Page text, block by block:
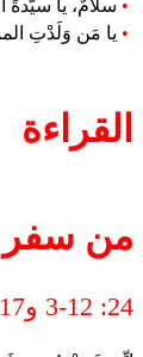
• سلامٌ، يا سيّدةَ
• يا مَن وَلَدْتِ
القراءة
من سفر
24: 3-12 و17- 22